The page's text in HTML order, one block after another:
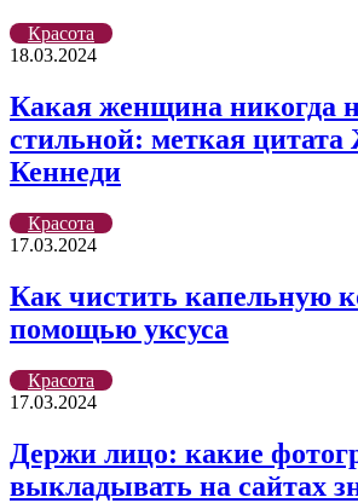
Красота
18.03.2024
Какая женщина никогда
стильной: меткая
Кеннеди
Красота
17.03.2024
Как чистить капельную
помощью уксуса
Красота
17.03.2024
Держи лицо: какие
выкладывать на сайтах